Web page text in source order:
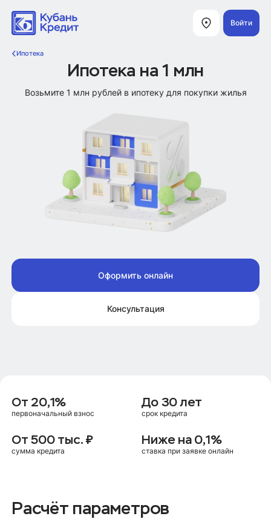
Войти
Оформить онлайн
Консультация
Ипотека на 1 млн
Возьмите 1 млн рублей в ипотеку для покупки жилья
От 20,1%
первоначальный взнос
До 30 лет
срок кредита
От 500 тыс. ₽
сумма кредита
Ниже на 0,1%
ставка при заявке онлайн
Расчёт параметров
Ипотека